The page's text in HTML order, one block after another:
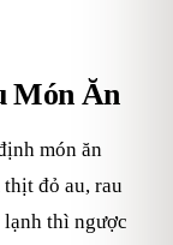
Món Ăn
món ăn
đỏ au, rau
lạnh thì ngược